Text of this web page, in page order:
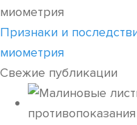
Признаки и
миометрия
Свежие публикации